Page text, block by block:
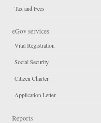
Tax and Fees
eGov services
Vital Registration
Social Security
Citizen Charter
Application Letter
Reports